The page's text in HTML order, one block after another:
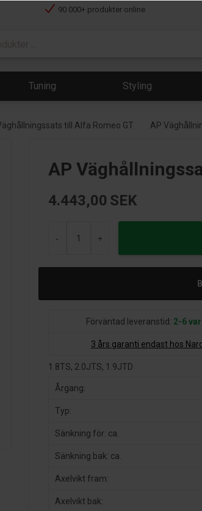
90 000+ produkter online
Tuning Styling
till Alfa Romeo GT AP
AP
4.443,00 SEK
- +
Förväntad leveranstid: 2-6
3 års garanti endast hos
1.8TS, 2.0JTS, 1.9JTD
Årgang:
Typ:
Sänkning för: ca.
Sänkning bak: ca.
Axelvikt fram:
Axelvikt bak: